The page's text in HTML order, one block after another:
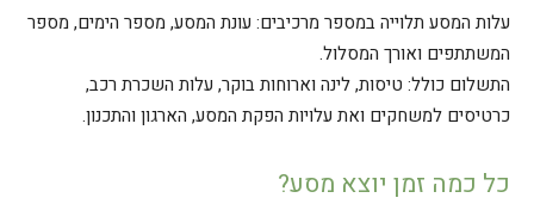
עלות המסע תלוייה במספר מרכיבים: עונת המסע, מספר הימים, מספר
המשתתפים ואורך המסלול.
התשלום כולל: טיסות, לינה וארוחות בוקר, עלות השכרת רכב,
כרטיסים למשחקים ואת עלויות הפקת המסע, הארגון והתכנון.
כל כמה זמן יוצא מסע?